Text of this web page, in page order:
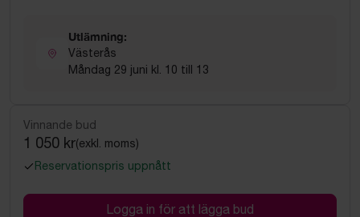
Utlämning:
Västerås
Måndag 29 juni kl. 10 till 13
Vinnande bud
1 050 kr(exkl. moms)
Reservationspris uppnått
Logga in för att lägga bud